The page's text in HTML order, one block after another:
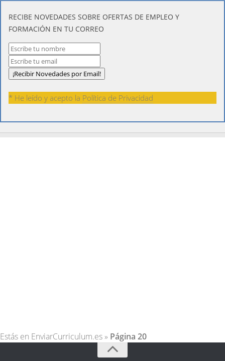
​RECIBE NOVEDADES SOBRE OFERTAS DE EMPLEO Y
FORMACIÓN EN TU CORREO
* He leído y acepto la Política de Privacidad
Estás en EnviarCurriculum.es» Página 20